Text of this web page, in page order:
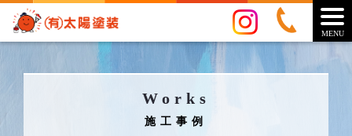
MENU
Works
施工事例